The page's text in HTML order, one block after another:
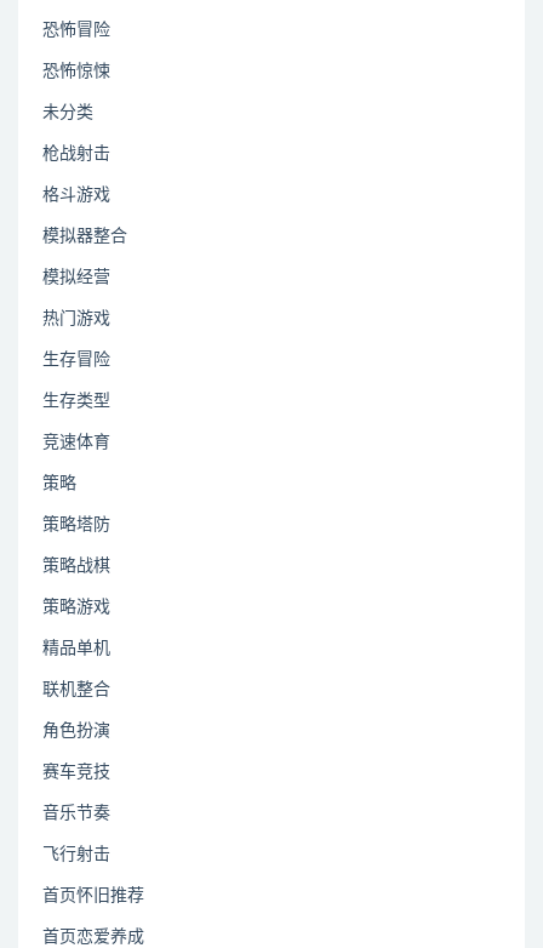
恐怖冒险
恐怖惊悚
未分类
枪战射击
格斗游戏
模拟器整合
模拟经营
热门游戏
生存冒险
生存类型
竞速体育
策略
策略塔防
策略战棋
策略游戏
精品单机
联机整合
角色扮演
赛车竞技
音乐节奏
飞行射击
首页怀旧推荐
首页恋爱养成